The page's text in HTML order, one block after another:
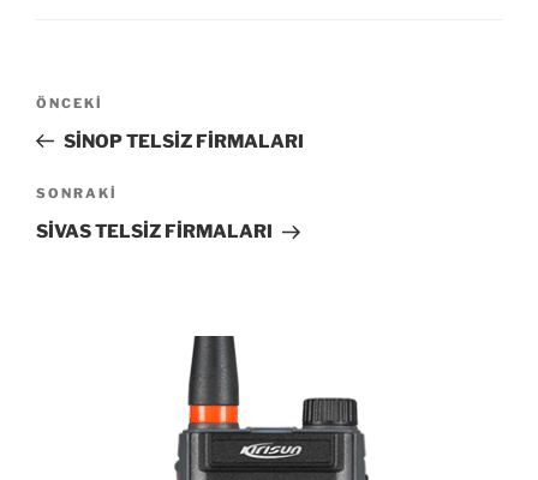
Yazı
gezinmesi
Önceki
Yazı
ÖNCEKI
SİNOP TELSİZ FİRMALARI
Sonraki
Yazı
SONRAKI
SİVAS TELSİZ FİRMALARI